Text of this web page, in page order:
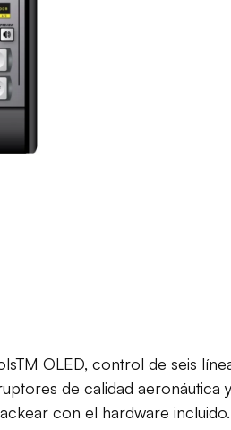
OLED, control de seis
de calidad
con el hardware